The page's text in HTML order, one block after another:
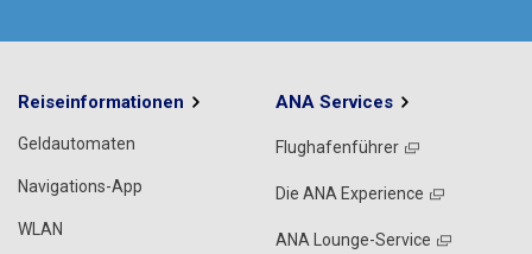
Reiseinformationen
Geldautomaten
Navigations-App
WLAN
ANA Services
Flughafenführer
Die ANA Experience
ANA Lounge-Service